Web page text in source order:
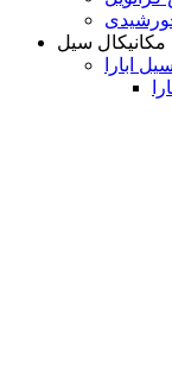
مکانیکال سیل
ابارا